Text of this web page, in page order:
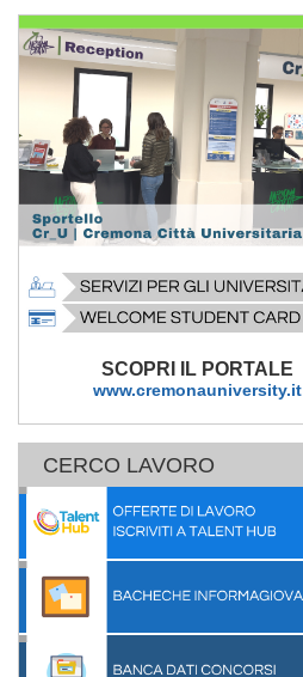
SCOPRI IL PORTALE
www.cremonauniversity.it
CERCO LAVORO